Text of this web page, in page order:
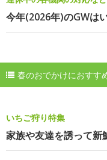
今年(2026年)のGWは
春のおでかけにおすす
いちご狩り特集
家族や友達を誘って新